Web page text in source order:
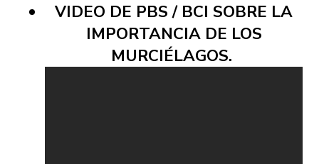
VIDEO DE PBS / BCI SOBRE LA
IMPORTANCIA DE LOS
MURCIÉLAGOS.